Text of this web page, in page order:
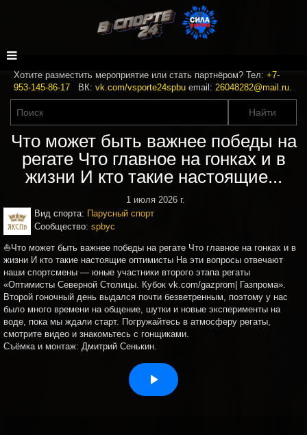
Хотите разместить мероприятие или стать партнёром? Тел: +7-
953-145-86-17 ВК: vk.com/vsporte24spbu email: 26048282@mail.ru.
Что может быть важнее победы на
регате Что главное на гонках и в
жизни И кто такие настоящие...
1 июля 2026 г.
Вид спорта: Парусный спорт
Сообщество: spbyc
⛵Что может быть важнее победы на регате Что главное на гонках и в
жизни И кто такие настоящие оптимисты На эти вопросы отвечают
наши спортсмены — юные участники второго этапа регаты
«Оптимисты Северной Столицы. Кубок vk.com/gazprom| Газпрома».
Второй гоночный день выдался почти безветренным, поэтому у нас
было много времени на общение, шутки и новые эксперименты на
воде, пока мы ждали старт. Погружайтесь в атмосферу регаты,
смотрите видео и знакомьтесь с гонщиками.
Съёмка и монтаж: Дмитрий Сенькин.